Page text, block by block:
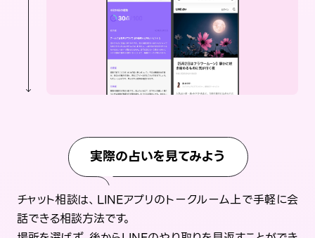
実際の占いを見てみよう
チャット相談は、LINEアプリのトークルーム上で手軽に会
話できる相談方法です。